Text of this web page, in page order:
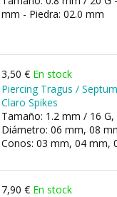
mm - Piedra: 02.0 mm
3,50 € En stock
Piercing Tragus /
Claro Spikes
Tamaño: 1.2 mm / 16
Diámetro: 06 mm, 08
Conos: 03 mm, 04 mm,
7,90 € En stock